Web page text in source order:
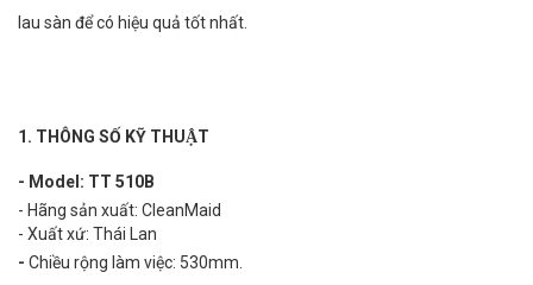
lau sàn để có hiệu quả tốt nhất.
1. THÔNG SỐ KỸ THUẬT
- Model: TT 510B
- Hãng sản xuất: CleanMaid
- Xuất xứ: Thái Lan
- Chiều rộng làm việc: 530mm.